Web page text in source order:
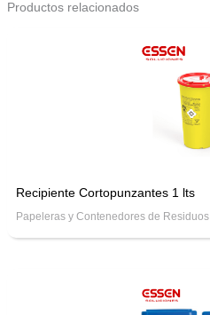
Productos relacionados
Recipiente Cortopunzantes 1 lts
Papeleras y Contenedores de Residuos